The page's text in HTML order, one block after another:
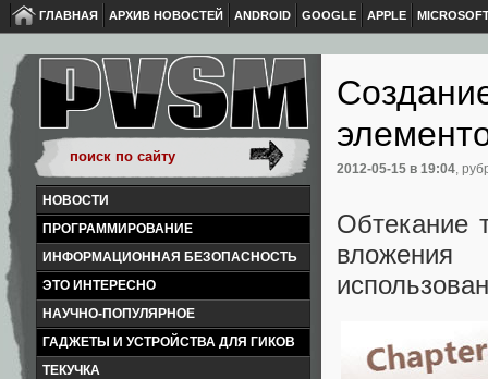
ГЛАВНАЯ АРХИВ НОВОСТЕЙ ANDROID GOOGLE APPLE
НОВОСТИ
ПРОГРАММИРОВАНИЕ
ИНФОРМАЦИОННАЯ БЕЗОПАСНОСТЬ
ЭТО ИНТЕРЕСНО
НАУЧНО-ПОПУЛЯРНОЕ
ГАДЖЕТЫ И УСТРОЙСТВА ДЛЯ ГИКОВ
ТЕКУЧКА
2012-05-15 в 19:04,
Обтекание